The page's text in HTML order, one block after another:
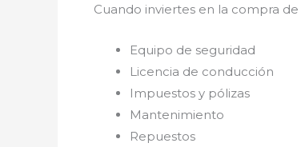
Cuando inviertes en la compra
Equipo de seguridad
Licencia de conducción
Impuestos y pólizas
Mantenimiento
Repuestos